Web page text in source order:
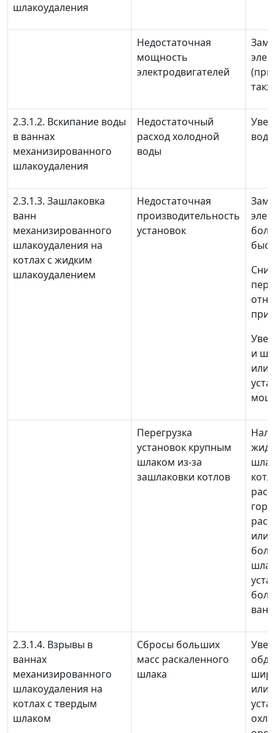
шлакоудаления
Недостаточная
мощность
электродвигателей
(при
2.3.1.2. Вскипание воды
в ваннах
механизированного
шлакоудаления
Недостаточный
расход холодной
воды
воды
2.3.1.3. Зашлаковка
ванн
механизированного
шлакоудаления на
котлах с жидким
шлакоудалением
Недостаточная
производительность
установок
и
или
Перегрузка
установок крупным
шлаком из-за
зашлаковки котлов
или
ванн
2.3.1.4. Взрывы в
ваннах
механизированного
шлакоудаления на
котлах с твердым
шлаком
Сбросы больших
масс раскаленного
шлака
или